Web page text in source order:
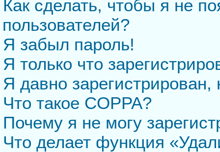
Как сделать, чтобы я не
пользователей?
Я забыл пароль!
Я только что
Я давно
Что такое COPPA?
Почему я не могу
Что делает функция